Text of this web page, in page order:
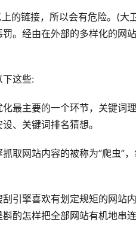
的链接，所以会有危险。(
。经由在外部的多样化的网
这些:
主要的一个环节，关键词
、关键词排名猜想。
网站内容的被称为”爬虫”
擎喜欢有划定规矩的网站
酌怎样把全部网站有机地串